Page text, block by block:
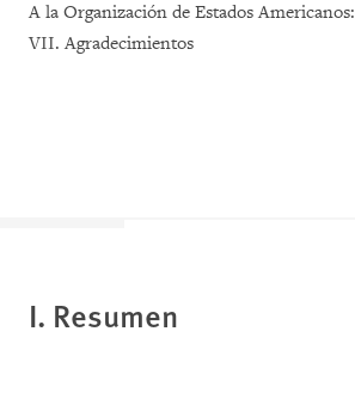
A la Organización de Estados Americanos:
VII. Agradecimientos
I. Resumen